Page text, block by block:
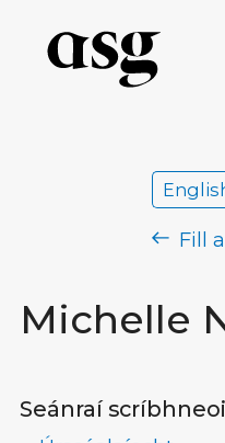
Michelle
Fill
Seánraí